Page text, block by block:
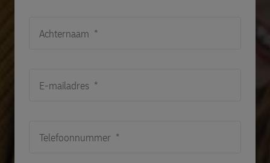
Achternaam
E-mailadres
Telefoonnummer